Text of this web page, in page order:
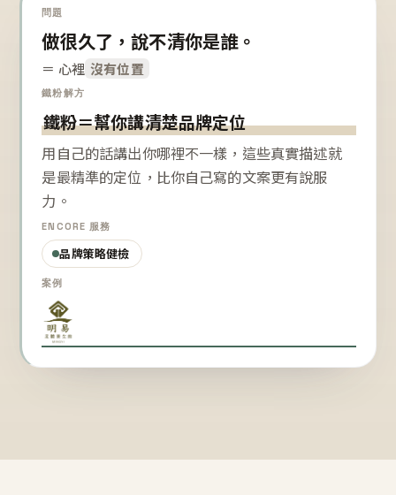
問題
做很久了，說不清你是誰。
＝ 心裡 沒有位置
鐵粉解方
鐵粉＝幫你講清楚品牌定位
用自己的話講出你哪裡不一樣，這些真實描述就
是最精準的定位，比你自己寫的文案更有說服
力。
ENCORE 服務
品牌策略健檢
案例